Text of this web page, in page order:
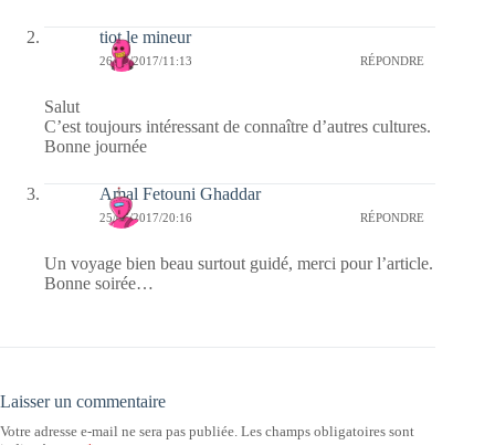
tiot le mineur
26/06/2017/11:13 RÉPONDRE
Salut
C’est toujours intéressant de connaître d’autres cultures.
Bonne journée
Amal Fetouni Ghaddar
25/06/2017/20:16 RÉPONDRE
Un voyage bien beau surtout guidé, merci pour l’article.
Bonne soirée…
Laisser un commentaire
Votre adresse e-mail ne sera pas publiée. Les champs obligatoires sont